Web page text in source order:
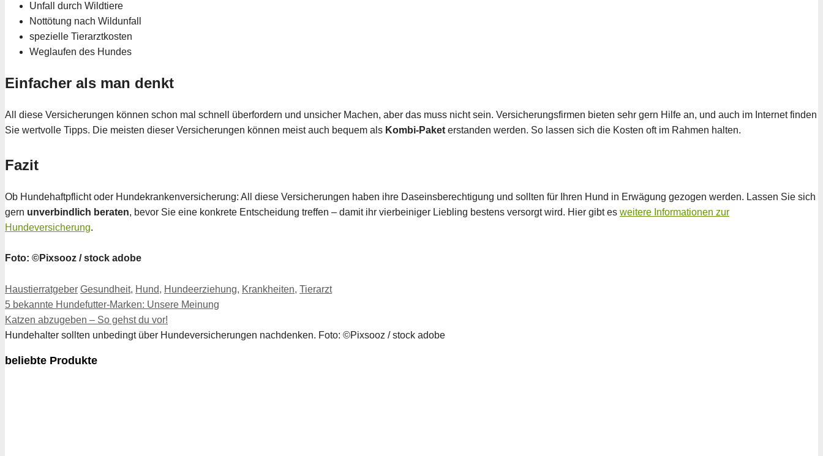
Unfall durch Wildtiere
Nottötung nach Wildunfall
spezielle Tierarztkosten
Weglaufen des Hundes
Einfacher als man denkt
All diese Versicherungen können schon mal schnell überfordern und unsicher Machen, aber das muss nicht sein. Versicherungsfirmen bieten sehr gern Hilfe an, und auch im Internet finden
Sie wertvolle Tipps. Die meisten dieser Versicherungen können meist auch bequem als Kombi-Paket erstanden werden. So lassen sich die Kosten oft im Rahmen halten.
Fazit
Ob Hundehaftpflicht oder Hundekrankenversicherung: All diese Versicherungen haben ihre Daseinsberechtigung und sollten für Ihren Hund in Erwägung gezogen werden. Lassen Sie sich
gern unverbindlich beraten, bevor Sie eine konkrete Entscheidung treffen – damit ihr vierbeiniger Liebling bestens versorgt wird. Hier gibt es weitere Informationen zur
Hundeversicherung.
Foto: ©Pixsooz / stock adobe
Kategorien
Haustierratgeber Schlagwörter
Gesundheit, Hund, Hundeerziehung, Krankheiten, Tierarzt
5 bekannte Hundefutter-Marken: Unsere Meinung
Katzen abzugeben – So gehst du vor!
Hundehalter sollten unbedingt über Hundeversicherungen nachdenken. Foto: ©Pixsooz / stock adobe
beliebte Produkte